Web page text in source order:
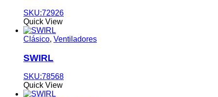
SKU:72926
Quick View
Clásico, Ventiladores
SWIRL
SKU:78568
Quick View